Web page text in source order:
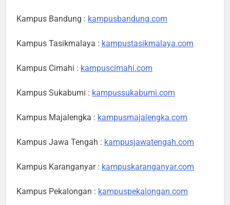
Kampus Bandung : kampusbandung.com
Kampus Tasikmalaya : kampustasikmalaya.com
Kampus Cimahi : kampuscimahi.com
Kampus Sukabumi : kampussukabumi.com
Kampus Majalengka : kampusmajalengka.com
Kampus Jawa Tengah : kampusjawatengah.com
Kampus Karanganyar : kampuskaranganyar.com
Kampus Pekalongan : kampuspekalongan.com